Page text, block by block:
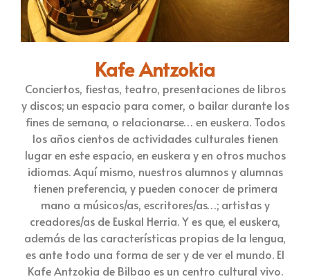
Kafe Antzokia
Conciertos, fiestas, teatro, presentaciones de libros
y discos; un espacio para comer, o bailar durante los
fines de semana, o relacionarse… en euskera. Todos
los años cientos de actividades culturales tienen
lugar en este espacio, en euskera y en otros muchos
idiomas. Aquí mismo, nuestros alumnos y alumnas
tienen preferencia, y pueden conocer de primera
mano a músicos/as, escritores/as…; artistas y
creadores/as de Euskal Herria. Y es que, el euskera,
además de las características propias de la lengua,
es ante todo una forma de ser y de ver el mundo. El
Kafe Antzokia de Bilbao es un centro cultural vivo.